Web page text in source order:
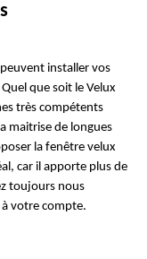
installer vos
que soit le Velux
très compétents
maitrise de longues
la fenêtre velux
car il apporte plus de
toujours nous
votre compte.